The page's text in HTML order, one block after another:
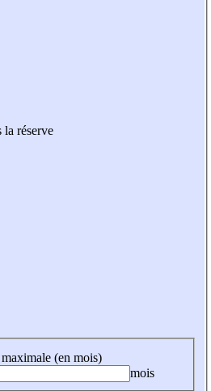
la réserve
(en mois)
mois